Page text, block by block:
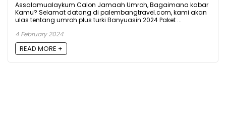
Assalamualaykum Calon Jamaah Umroh, Bagaimana kabar
Kamu? Selamat datang di palembangtravel.com, kami akan
ulas tentang umroh plus turki Banyuasin 2024 Paket ...
4 February 2024
READ MORE +